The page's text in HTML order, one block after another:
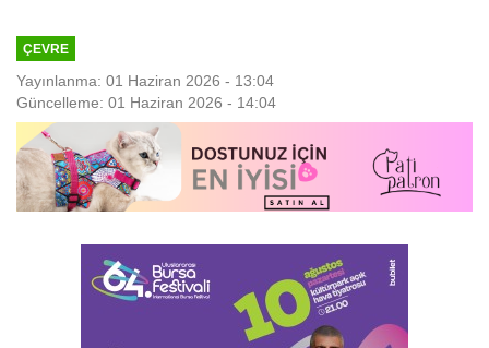
ÇEVRE
Yayınlanma: 01 Haziran 2026 - 13:04
Güncelleme: 01 Haziran 2026 - 14:04